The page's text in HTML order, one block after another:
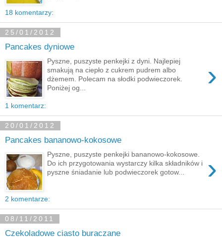
18 komentarzy:
25/01/2012
Pancakes dyniowe
›
Pyszne, puszyste penkejki z dyni. Najlepiej
smakują na ciepło z cukrem pudrem albo
dżemem. Polecam na słodki podwieczorek.
Poniżej og...
1 komentarz:
20/01/2012
Pancakes bananowo-kokosowe
›
Pyszne, puszyste penkejki bananowo-kokosowe.
Do ich przygotowania wystarczy kilka składników i
pyszne śniadanie lub podwieczorek gotow...
2 komentarze:
08/11/2011
Czekoladowe ciasto buraczane